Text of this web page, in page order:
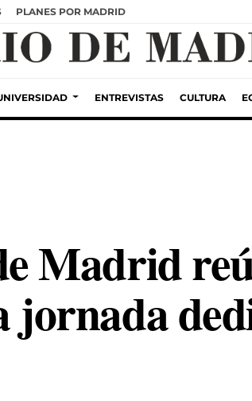
PLANES POR MADRID
ENTREVISTAS CULTURA
Madrid
jornada